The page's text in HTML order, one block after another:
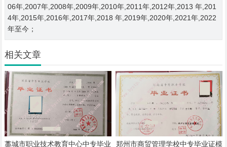
06年,2007年,2008年,2009年,2010年,2011年,2012年,2013 年,201
4年,2015年,2016年,2017年,2018 年,2019年,2020年,2021年,2022
年至今；
相关文章
藁城市职业技术教育中心中专毕业
郑州市商贸管理学校中专毕业证模